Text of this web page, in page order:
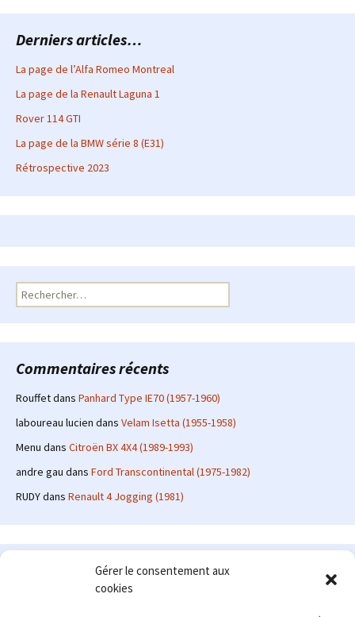
Gérer le consentement aux
cookies
articles
Derniers articles…
La page de l’Alfa Romeo Montreal
La page de la Renault Laguna 1
Rover 114 GTI
La page de la BMW série 8 (E31)
Rétrospective 2023
Rechercher :
Commentaires récents
Rouffetdans Panhard Type IE70 (1957-1960)
laboureau lucien dans Velam Isetta (1955-1958)
Menu dans Citroën BX 4X4 (1989-1993)
andre gau dans Ford Transcontinental (1975-1982)
RUDYdans Renault 4 Jogging (1981)
Le site en quelques mots
: passionné d'automobile ancienne depuis de
nombreuses années, j'ai commencé à partager ma passion sur